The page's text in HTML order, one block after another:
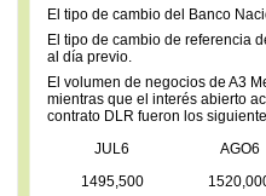
El tipo de cambio del Banco
El tipo de cambio de referencia
al día previo.
El volumen de negocios de A3
mientras que el interés abierto
contrato DLR fueron los
JUL6
AGO6
1495,500